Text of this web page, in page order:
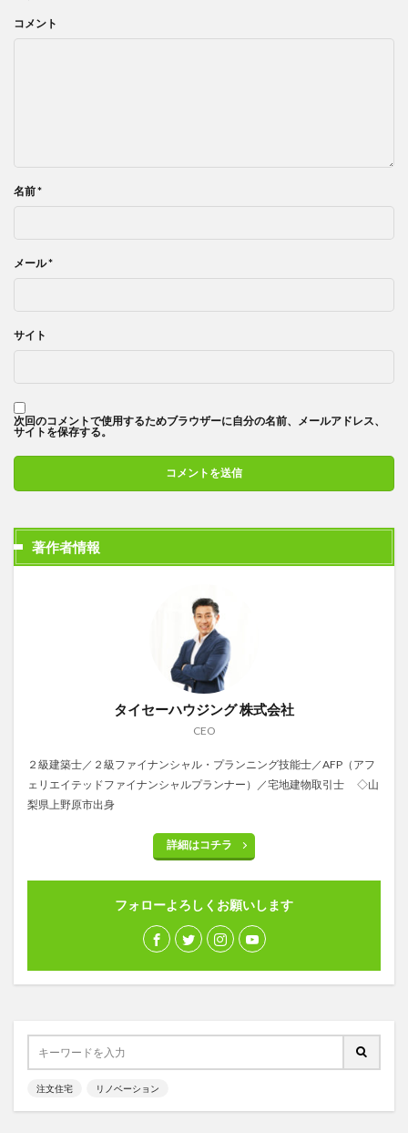
コメント
名前*
メール*
サイト
次回のコメントで使用するためブラウザーに自分の名前、メールアドレス、
サイトを保存する。
著作者情報
タイセーハウジング 株式会社
CEO
２級建築士／２級ファイナンシャル・プランニング技能士／AFP（アフ
ェリエイテッドファイナンシャルプランナー）／宅地建物取引士 ◇山
梨県上野原市出身
詳細はコチラ
フォローよろしくお願いします
注文住宅 リノベーション